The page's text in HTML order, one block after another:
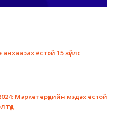
анхаарах ёстой 15 зүйлс
Маркетерүүдийн мэдэх ёстой